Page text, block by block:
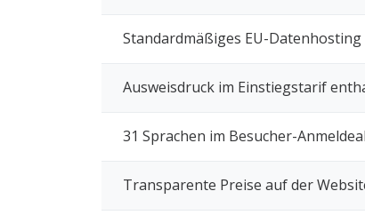
Standardmäßiges EU-Datenhosting
Ausweisdruck im Einstiegstarif
31 Sprachen im Besucher-
Transparente Preise auf der